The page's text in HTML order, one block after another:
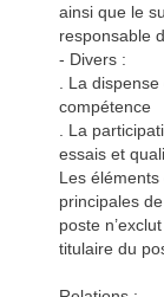
ainsi que le
responsable
- Divers :
. La
compétence
. La
essais et
Les
principales
poste
titulaire du